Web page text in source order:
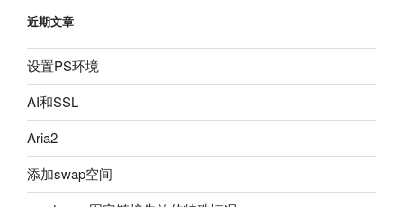
近期文章
设置PS环境
AI和SSL
Aria2
添加swap空间